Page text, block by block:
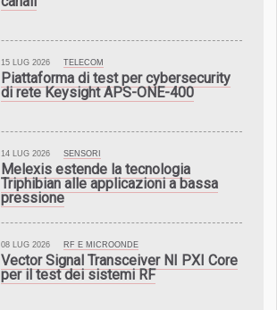
15 LUG 2026 TELECOM
Piattaforma di test per cybersecurity
di rete Keysight APS-ONE-400
14 LUG 2026 SENSORI
Melexis estende la tecnologia
Triphibian alle applicazioni a bassa
pressione
08 LUG 2026 RF E MICROONDE
Vector Signal Transceiver NI PXI Core
per il test dei sistemi RF